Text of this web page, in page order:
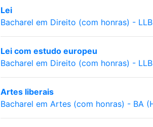
Lei
Bacharel em Direito (com honras) -
Lei com estudo europeu
Bacharel em Direito (com honras) -
Artes liberais
Bacharel em Artes (com honras) - BA